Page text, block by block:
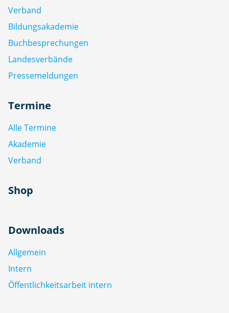
Verband
Bildungsakademie
Buchbesprechungen
Landesverbände
Pressemeldungen
Termine
Alle Termine
Akademie
Verband
Shop
Downloads
Allgemein
Intern
Öffentlichkeitsarbeit intern